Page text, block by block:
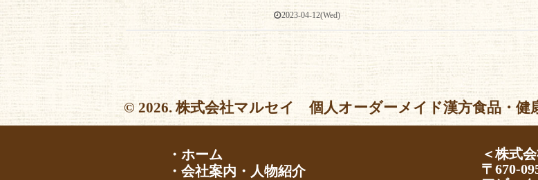
2023-04-12(Wed)
© 2026. 株式会社マルセイ 個人オーダーメイド漢方食品・健
・ホーム
・会社案内・人物紹介
＜株式
〒670-